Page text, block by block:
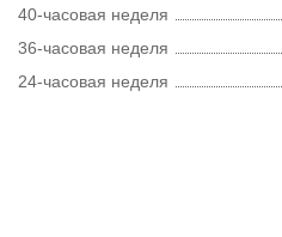
40-часовая неделя
36-часовая неделя
24-часовая неделя